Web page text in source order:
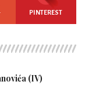
PINTEREST
(IV)